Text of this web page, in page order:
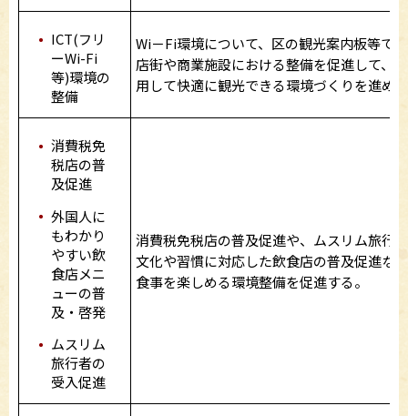
ICT(フリ
ーWi-Fi
等)環境の
整備
Wi－Fi環境について、区の観光案内板等で
店街や商業施設における整備を促進して、
用して快適に観光できる環境づくりを進め
消費税免
税店の普
及促進
外国人に
もわかり
やすい飲
食店メニ
ューの普
及・啓発
ムスリム
旅行者の
受入促進
消費税免税店の普及促進や、ムスリム旅行
文化や習慣に対応した飲食店の普及促進な
食事を楽しめる環境整備を促進する。